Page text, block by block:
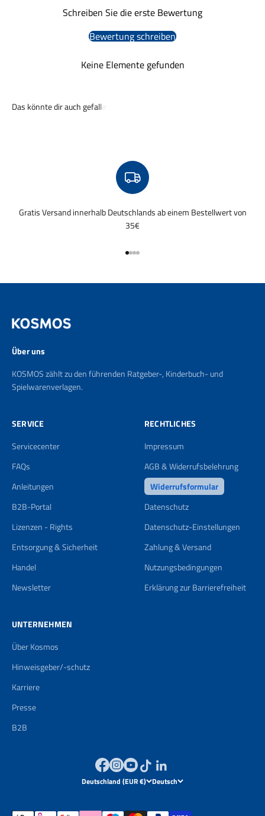
Schreiben Sie die erste Bewertung
Bewertung schreiben
Keine Elemente gefunden
Gratis Versand innerhalb Deutschlands ab einem Bestellwert von
35€
Gehe zu Element 1
Gehe zu Element 2
Gehe zu Element 3
Gehe zu Element 4
Über uns
KOSMOS zählt zu den führenden Ratgeber-, Kinderbuch- und
Spielwarenverlagen.
SERVICE
Servicecenter
FAQs
Anleitungen
B2B-Portal
Lizenzen - Rights
Entsorgung & Sicherheit
Handel
Newsletter
RECHTLICHES
Impressum
AGB & Widerrufsbelehrung
Widerrufsformular
Datenschutz
Datenschutz-Einstellungen
Zahlung & Versand
Nutzungsbedingungen
Erklärung zur Barrierefreiheit
UNTERNEHMEN
Über Kosmos
Hinweisgeber/-schutz
Karriere
Presse
B2B
Deutschland (EUR €) Deutsch